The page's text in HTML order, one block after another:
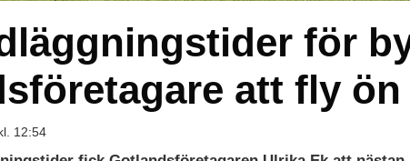
för
att fly ön
12:54